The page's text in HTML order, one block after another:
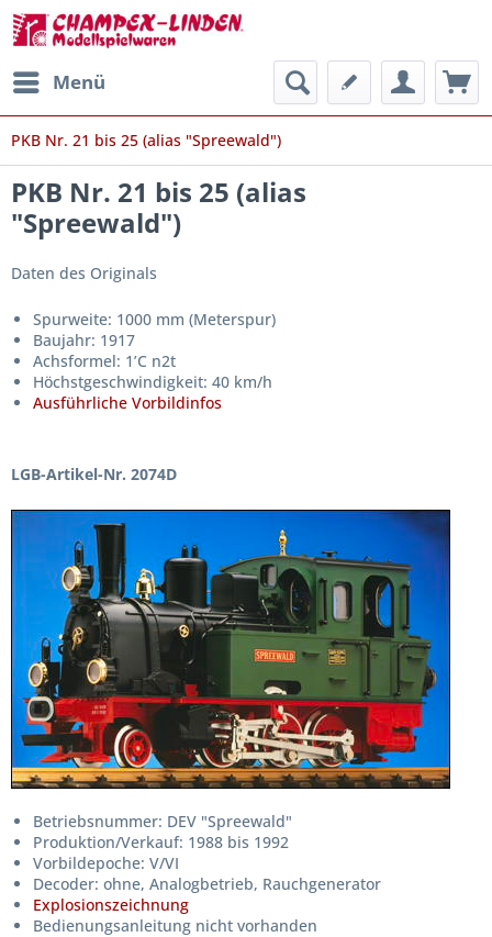
Menü
PKB Nr. 21 bis 25 (alias "Spreewald")
PKB Nr. 21 bis 25 (alias
"Spreewald")
Daten des Originals
Spurweite: 1000 mm (Meterspur)
Baujahr: 1917
Achsformel: 1’C n2t
Höchstgeschwindigkeit: 40 km/h
Ausführliche Vorbildinfos
LGB-Artikel-Nr. 2074D
Betriebsnummer: DEV "Spreewald"
Produktion/Verkauf: 1988 bis 1992
Vorbildepoche: V/VI
Decoder: ohne, Analogbetrieb, Rauchgenerator
Explosionszeichnung
Bedienungsanleitung nicht vorhanden